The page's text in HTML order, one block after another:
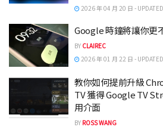
2026 年 04 月 20 日 -
Google 時鐘將讓你更
BY CLAIREC
2026 年 01 月 22 日 -
教你如何提前升級
TV 獲得 Google TV
用介面
BY ROSS WANG